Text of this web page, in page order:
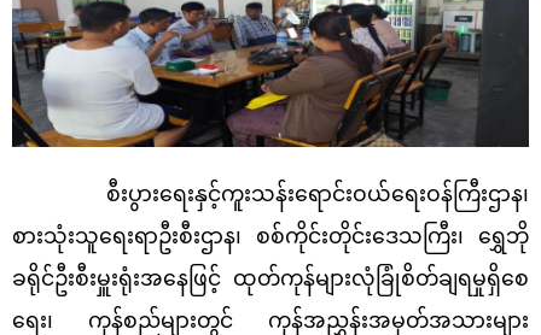
စီးပွားရေးနှင့်ကူးသန်းရောင်းဝယ်ရေးဝန်ကြီးဌာန၊
စားသုံးသူရေးရာဦးစီးဌာန၊ စစ်ကိုင်းတိုင်းဒေသကြီး၊ ရွှေဘို
ခရိုင်ဦးစီးမှူးရုံးအနေဖြင့် ထုတ်ကုန်များလုံခြုံစိတ်ချရမှုရှိစေ
ရေး၊ ကုန်စည်များတွင် ကုန်အညွှန်းအမှတ်အသားများ